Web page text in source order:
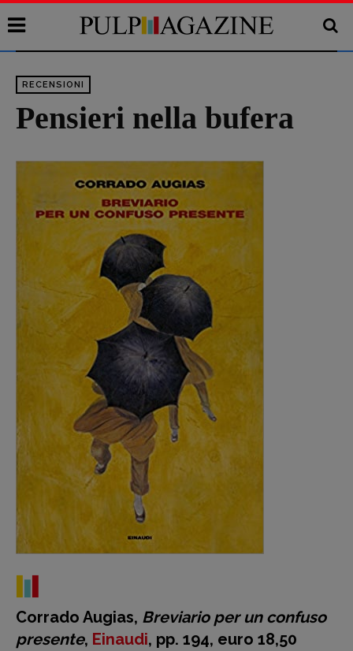
RECENSIONI
Pensieri nella bufera
Corrado Augias, Breviario per un confuso
presente, Einaudi, pp. 194, euro 18,50